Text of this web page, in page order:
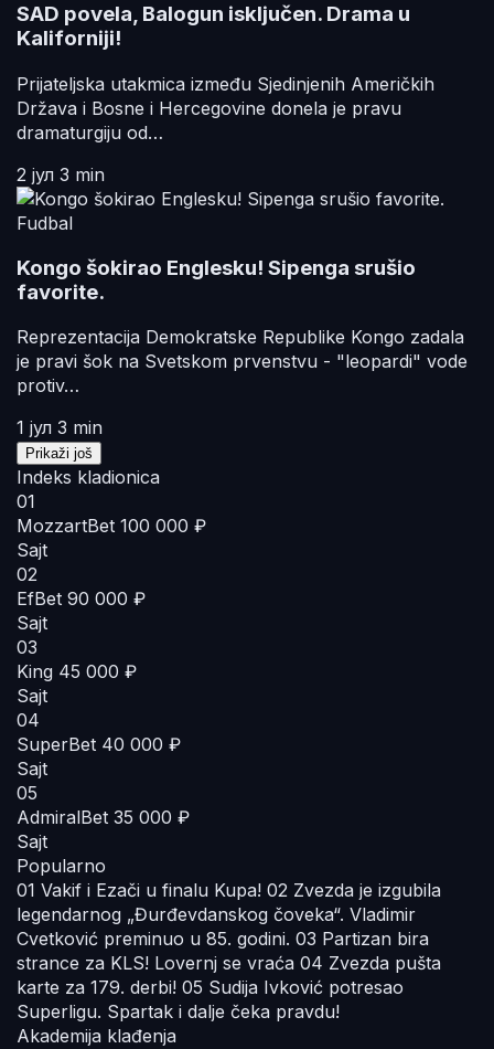
SAD povela, Balogun isključen. Drama u
Kaliforniji!
Prijateljska utakmica između Sjedinjenih Američkih
Država i Bosne i Hercegovine donela je pravu
dramaturgiju od…
2 јул 3 min
Fudbal
Kongo šokirao Englesku! Sipenga srušio
favorite.
Reprezentacija Demokratske Republike Kongo zadala
je pravi šok na Svetskom prvenstvu - "leopardi" vode
protiv…
1 јул 3 min
Prikaži još
Indeks kladionica
01
MozzartBet 100 000 ₽
Sajt
02
EfBet 90 000 ₽
Sajt
03
King 45 000 ₽
Sajt
04
SuperBet 40 000 ₽
Sajt
05
AdmiralBet 35 000 ₽
Sajt
Popularno
01 Vakif i Ezači u finalu Kupa! 02 Zvezda je izgubila
legendarnog „Đurđevdanskog čoveka“. Vladimir
Cvetković preminuo u 85. godini. 03 Partizan bira
strance za KLS! Lovernj se vraća 04 Zvezda pušta
karte za 179. derbi! 05 Sudija Ivković potresao
Superligu. Spartak i dalje čeka pravdu!
Akademija klađenja